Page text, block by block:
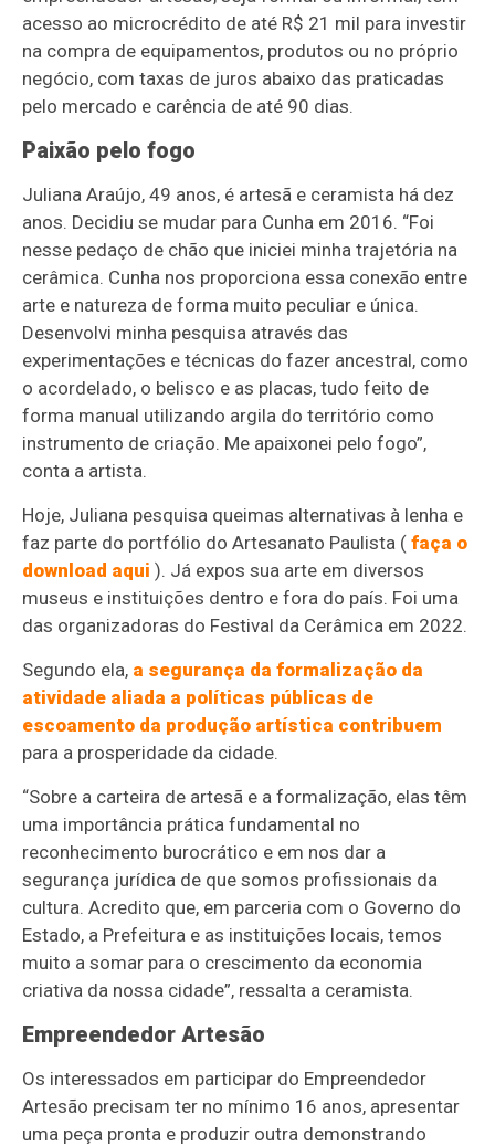
acesso ao microcrédito de até R$ 21 mil para investir
na compra de equipamentos, produtos ou no próprio
negócio, com taxas de juros abaixo das praticadas
pelo mercado e carência de até 90 dias.
Paixão pelo fogo
Juliana Araújo, 49 anos, é artesã e ceramista há dez
anos. Decidiu se mudar para Cunha em 2016. “Foi
nesse pedaço de chão que iniciei minha trajetória na
cerâmica. Cunha nos proporciona essa conexão entre
arte e natureza de forma muito peculiar e única.
Desenvolvi minha pesquisa através das
experimentações e técnicas do fazer ancestral, como
o acordelado, o belisco e as placas, tudo feito de
forma manual utilizando argila do território como
instrumento de criação. Me apaixonei pelo fogo”,
conta a artista.
Hoje, Juliana pesquisa queimas alternativas à lenha e
faz parte do portfólio do Artesanato Paulista (faça o
download aqui ). Já expos sua arte em diversos
museus e instituições dentro e fora do país. Foi uma
das organizadoras do Festival da Cerâmica em 2022.
Segundo ela, a segurança da formalização da
atividade aliada a políticas públicas de
escoamento da produção artística contribuem
para a prosperidade da cidade.
“Sobre a carteira de artesã e a formalização, elas têm
uma importância prática fundamental no
reconhecimento burocrático e em nos dar a
segurança jurídica de que somos profissionais da
cultura. Acredito que, em parceria com o Governo do
Estado, a Prefeitura e as instituições locais, temos
muito a somar para o crescimento da economia
criativa da nossa cidade”, ressalta a ceramista.
Empreendedor Artesão
Os interessados em participar do Empreendedor
Artesão precisam ter no mínimo 16 anos, apresentar
uma peça pronta e produzir outra demonstrando